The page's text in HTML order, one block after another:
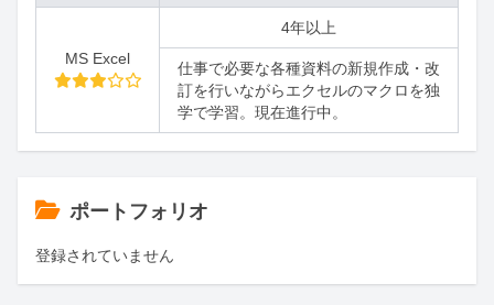
MS Excel
4年以上
仕事で必要な各種資料の新規作成・改
訂を行いながらエクセルのマクロを独
学で学習。現在進行中。
ポートフォリオ
登録されていません